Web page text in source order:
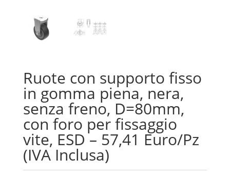
Ruote con supporto fisso
in gomma piena, nera,
senza freno, D=80mm,
con foro per fissaggio
vite, ESD – 57,41 Euro/Pz
(IVA Inclusa)